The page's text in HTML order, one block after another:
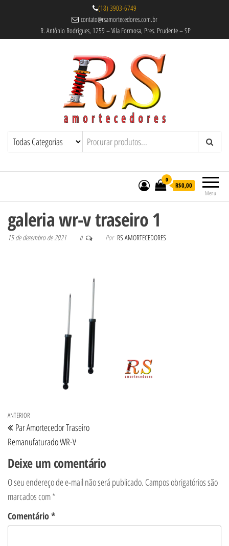
(18) 3903-6749
contato@rsamortecedores.com.br
R. Antônio Rodrigues, 1259 – Vila Formosa, Pres. Prudente – SP
Rs Amortecedores Recondicionados –
Suspensão e Molas
Amortecedores Recondicionados de
qualidade reconhecida.
Menu
0
R$0,00
galeria wr-v traseiro 1
15 de dezembro de 2021 0 Por RS AMORTECEDORES
Navegação de Post
Post anterior
ANTERIOR
Par Amortecedor Traseiro
Remanufaturado WR-V
Deixe um comentário
O seu endereço de e-mail não será publicado. Campos obrigatórios são
marcados com*
Comentário*